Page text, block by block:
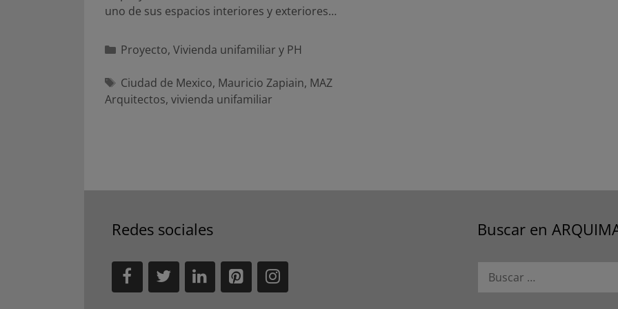
uno de sus espacios interiores y exteriores…
Categorías
Proyecto, Vivienda unifamiliar y PH
Etiquetas
Ciudad de Mexico, Mauricio Zapiain, MAZ
Arquitectos, vivienda unifamiliar
Redes sociales Buscar en